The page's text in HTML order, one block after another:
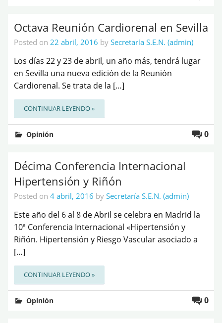
Octava Reunión Cardiorenal en Sevilla
Posted on 22 abril, 2016 by Secretaría S.E.N. (admin)
Los días 22 y 23 de abril, un año más, tendrá lugar
en Sevilla una nueva edición de la Reunión
Cardiorenal. Se trata de la […]
CONTINUAR LEYENDO »
0
Opinión
Décima Conferencia Internacional
Hipertensión y Riñón
Posted on 4 abril, 2016 by Secretaría S.E.N. (admin)
Este año del 6 al 8 de Abril se celebra en Madrid la
10ª Conferencia Internacional «Hipertensión y
Riñón. Hipertensión y Riesgo Vascular asociado a
[…]
CONTINUAR LEYENDO »
0
Opinión